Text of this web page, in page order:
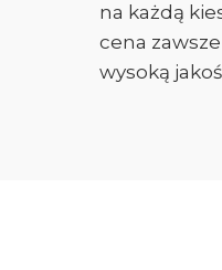
na każdą
cena
wysoką